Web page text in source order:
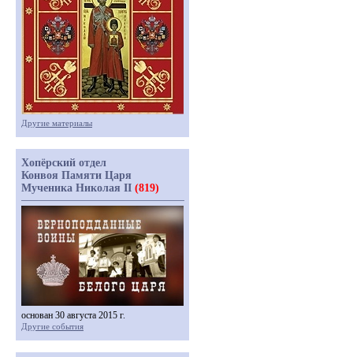
Другие материалы
Хопёрский отдел
Конвоя Памяти Царя
Мученика Николая II (819)
основан 30 августа 2015 г.
Другие события